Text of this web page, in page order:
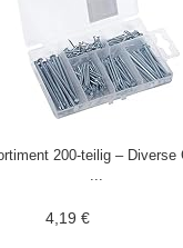
200-teilig – Diverse
...
4,19 €